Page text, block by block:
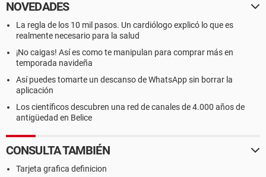
NOVEDADES
La regla de los 10 mil pasos. Un cardiólogo explicó lo que es
realmente necesario para la salud
¡No caigas! Así es como te manipulan para comprar más en
temporada navideña
Así puedes tomarte un descanso de WhatsApp sin borrar la
aplicación
Los científicos descubren una red de canales de 4.000 años de
antigüedad en Belice
CONSULTA TAMBIÉN
Tarjeta grafica definicion